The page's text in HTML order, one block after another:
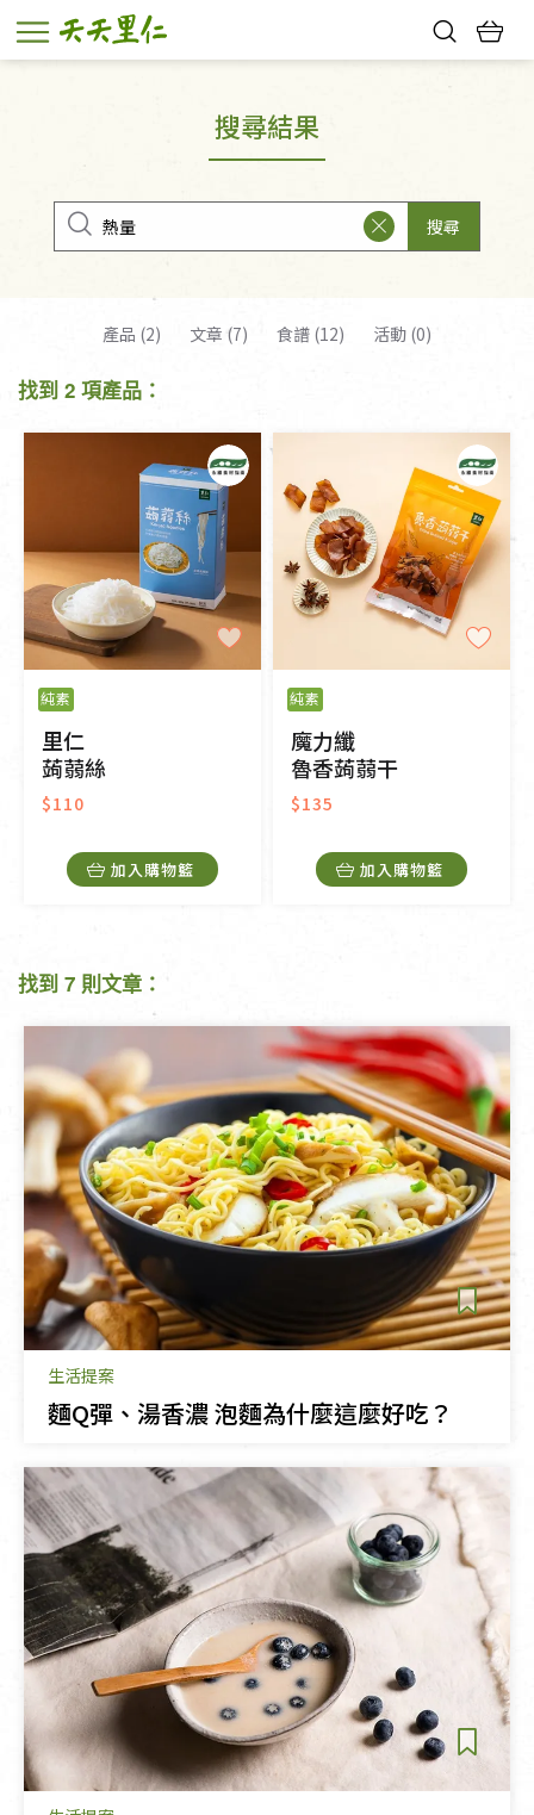
幸福節中獎名單
搜尋結果
搜尋
產品 (2) 文章 (7) 食譜 (12) 活動 (0)
找到 2 項產品：
純素
里仁
蒟蒻絲
$110
加入購物籃
純素
魔力纖
魯香蒟蒻干
$135
加入購物籃
找到 7 則文章：
生活提案
麵Q彈、湯香濃 泡麵為什麼這麼好吃？